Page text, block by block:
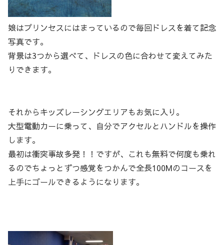
娘はプリンセスにはまっているので毎回ドレスを着て記念
写真です。
背景は3つから選べて、ドレスの色に合わせて変えてみた
りできます。
それからキッズレーシングエリアもお気に入り。
大型電動カーに乗って、自分でアクセルとハンドルを操作
します。
最初は衝突事故多発！！ですが、これも無料で何度も乗れ
るのでちょっとずつ感覚をつかんで全長100Mのコースを
上手にゴールできるようになります。